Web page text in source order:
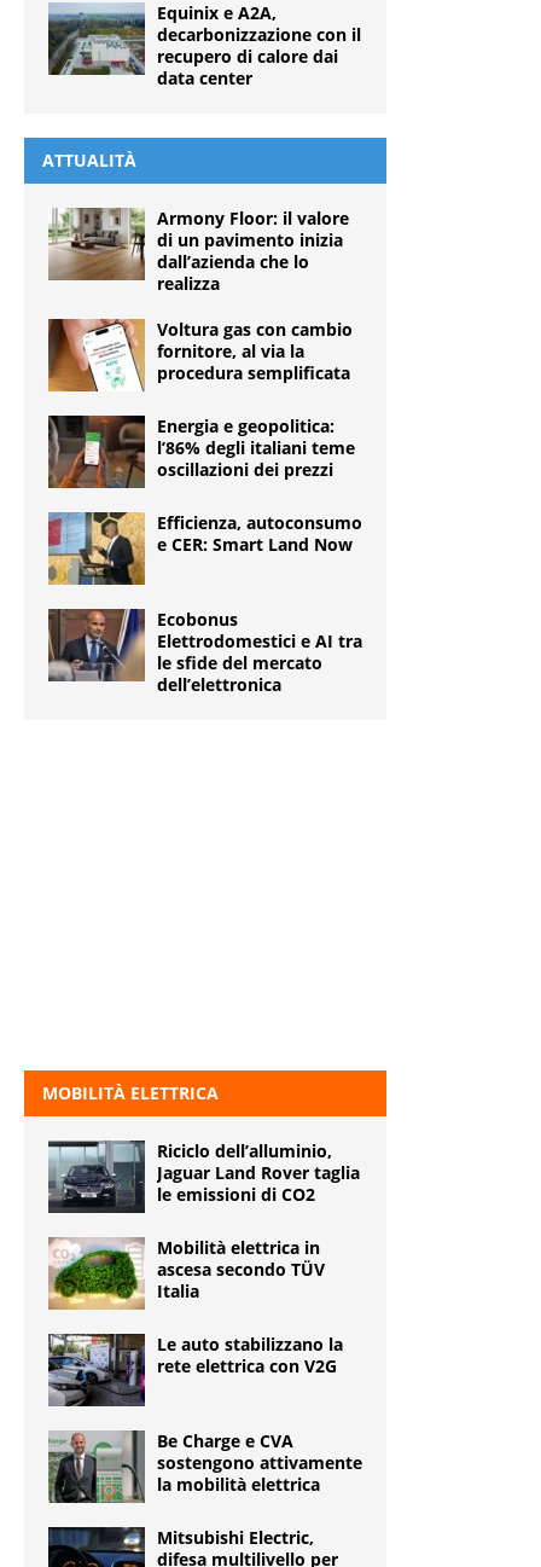
Equinix e A2A,
decarbonizzazione con il
recupero di calore dai
data center
ATTUALITÀ
Armony Floor: il valore
di un pavimento inizia
dall’azienda che lo
realizza
Voltura gas con cambio
fornitore, al via la
procedura semplificata
Energia e geopolitica:
l’86% degli italiani teme
oscillazioni dei prezzi
Efficienza, autoconsumo
e CER: Smart Land Now
Ecobonus
Elettrodomestici e AI tra
le sfide del mercato
dell’elettronica
MOBILITÀ ELETTRICA
Riciclo dell’alluminio,
Jaguar Land Rover taglia
le emissioni di CO2
Mobilità elettrica in
ascesa secondo TÜV
Italia
Le auto stabilizzano la
rete elettrica con V2G
Be Charge e CVA
sostengono attivamente
la mobilità elettrica
Mitsubishi Electric,
difesa multilivello per